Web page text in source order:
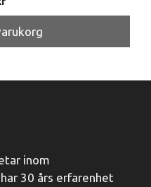
inom
30 års erfarenhet